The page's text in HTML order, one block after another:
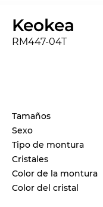
Keokea
RM447-04T
Tamaños
Sexo
Tipo de montura
Cristales
Color de la montura
Color del cristal